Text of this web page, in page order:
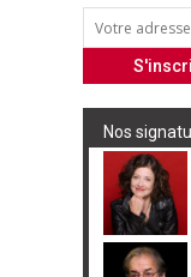
Nos